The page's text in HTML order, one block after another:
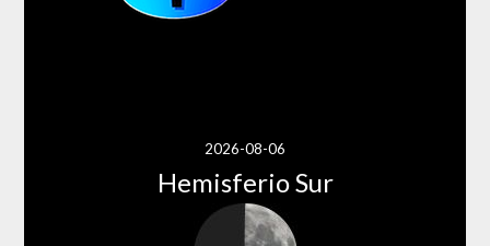
2026-08-06
Hemisferio Sur